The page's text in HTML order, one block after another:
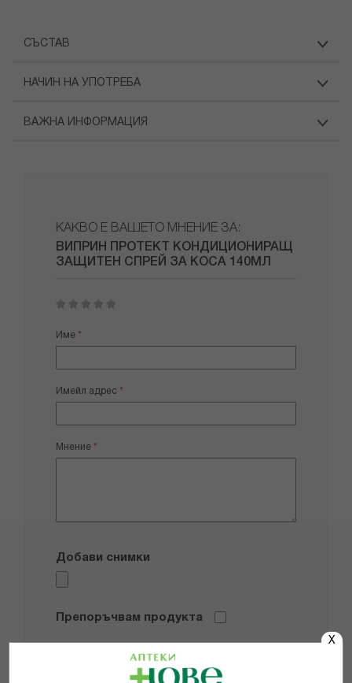
X
СЪСТАВ
НАЧИН НА УПОТРЕБА
ВАЖНА ИНФОРМАЦИЯ
КАКВО Е ВАШЕТО МНЕНИЕ ЗА:
ВИПРИН ПРОТЕКТ КОНДИЦИОНИРАЩ
ЗАЩИТЕН СПРЕЙ ЗА КОСА 140МЛ
star
stars
stars
stars
stars
Име
Имейл адрес
Мнение
Добави снимки
Препоръчвам продукта
Общите условия и политиката за
*